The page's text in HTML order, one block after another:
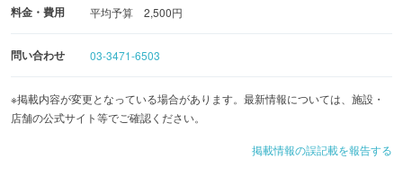
料金・費用 平均予算 2,500円
問い合わせ 03-3471-6503
※掲載内容が変更となっている場合があります。最新情報については、施設・
店舗の公式サイト等でご確認ください。
掲載情報の誤記載を報告する